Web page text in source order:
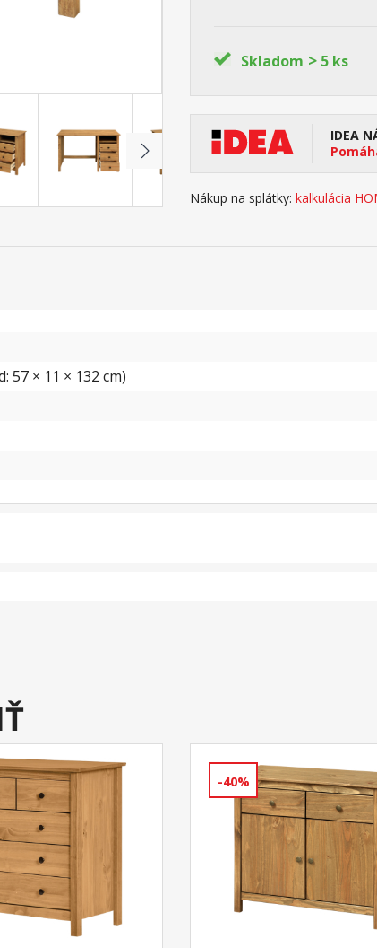
Skladom > 5 ks
IDEA
Nákup na splátky: kalkulácia
57 × 11 × 132 cm)
-40%